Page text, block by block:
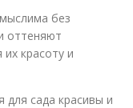
без
оттеняют
красоту и
сада красивы и